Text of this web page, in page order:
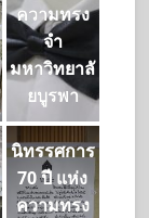
ความทรง
จำ
มหาวิทยาลั
ยบูรพา
นิทรรศการ
70 ปี แห่ง
ความทรง